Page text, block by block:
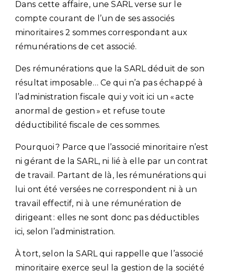
Dans cette affaire, une SARL verse sur le
compte courant de l’un de ses associés
minoritaires 2 sommes correspondant aux
rémunérations de cet associé.
Des rémunérations que la SARL déduit de son
résultat imposable… Ce qui n’a pas échappé à
l’administration fiscale qui y voit ici un « acte
anormal de gestion » et refuse toute
déductibilité fiscale de ces sommes.
Pourquoi ? Parce que l’associé minoritaire n’est
ni gérant de la SARL, ni lié à elle par un contrat
de travail. Partant de là, les rémunérations qui
lui ont été versées ne correspondent ni à un
travail effectif, ni à une rémunération de
dirigeant : elles ne sont donc pas déductibles
ici, selon l’administration.
À tort, selon la SARL qui rappelle que l’associé
minoritaire exerce seul la gestion de la société